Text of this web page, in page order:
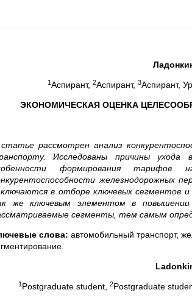
1Аспирант, 2Аспирант, 3Аспирант,
ЭКОНОМИЧЕСКАЯ ОЦЕНКА
рассмотрен анализ
Исследованы причины ухода
формирования тарифов
железнодорожных
в отборе ключевых сегментов и
же ключевым элементом в повышении
сегменты, тем самым
слова: автомобильный транспорт,
1 Postgraduate student, 2Postgraduate